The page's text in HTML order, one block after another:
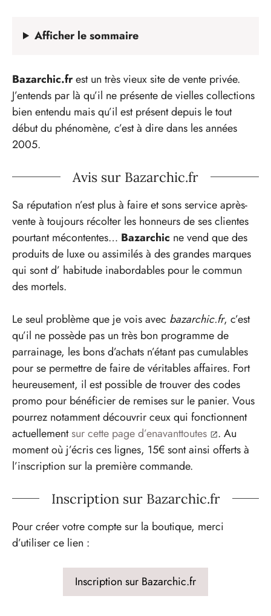
Afficherle sommaire
Bazarchic.frest un très vieux site de vente privée.
J’entends par là qu’il ne présente de vielles collections
bien entendu mais qu’il est présent depuis le tout
début du phénomène, c’est à dire dans les années
2005.
Avis sur Bazarchic.fr
Sa réputation n’est plus à faire et sons service après-
vente à toujours récolter les honneurs de ses clientes
pourtant mécontentes… Bazarchic ne vend que des
produits de luxe ou assimilés à des grandes marques
qui sont d’ habitude inabordables pour le commun
des mortels.
Le seul problème que je vois avec bazarchic.fr, c’est
qu’il ne possède pas un très bon programme de
parrainage, les bons d’achats n’étant pas cumulables
pour se permettre de faire de véritables affaires. Fort
heureusement, il est possible de trouver des codes
promo pour bénéficier de remises sur le panier. Vous
pourrez notamment découvrir ceux qui fonctionnent
actuellementsur cette page d’enavanttoutes
. Au
moment où j’écris ces lignes, 15€ sont ainsi offerts à
l’inscription sur la première commande.
Inscription sur Bazarchic.fr
Pour créer votre compte sur la boutique, merci
d’utiliser ce lien :
Inscription sur Bazarchic.fr